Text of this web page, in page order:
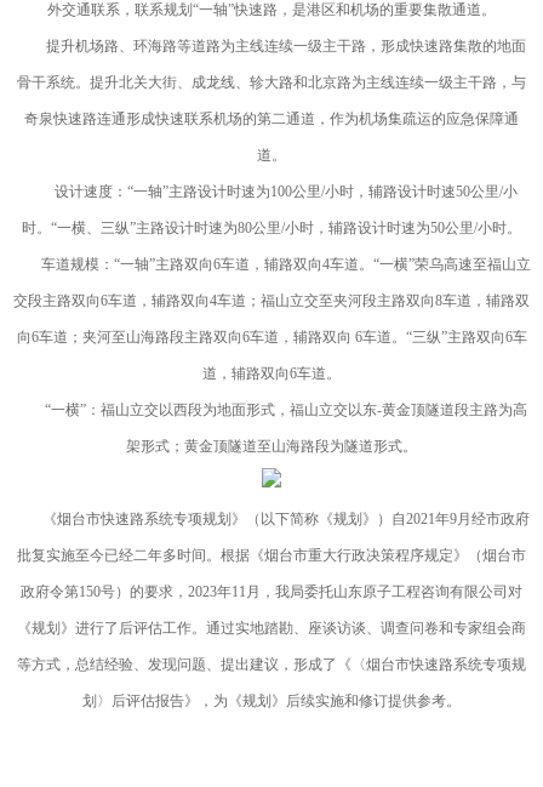
外交通联系，联系规划“一轴”快速路，是港区和机场的重要集散通道。
提升机场路、环海路等道路为主线连续一级主干路，形成快速路集散的地面
骨干系统。提升北关大街、成龙线、轸大路和北京路为主线连续一级主干路，与
奇泉快速路连通形成快速联系机场的第二通道，作为机场集疏运的应急保障通
道。
设计速度：“一轴”主路设计时速为100公里/小时，辅路设计时速50公里/小
时。“一横、三纵”主路设计时速为80公里/小时，辅路设计时速为50公里/小时。
车道规模：“一轴”主路双向6车道，辅路双向4车道。“一横”荣乌高速至福山立
交段主路双向6车道，辅路双向4车道；福山立交至夹河段主路双向8车道，辅路双
向6车道；夹河至山海路段主路双向6车道，辅路双向 6车道。“三纵”主路双向6车
道，辅路双向6车道。
“一横”：福山立交以西段为地面形式，福山立交以东-黄金顶隧道段主路为高
架形式；黄金顶隧道至山海路段为隧道形式。
《烟台市快速路系统专项规划》（以下简称《规划》）自2021年9月经市政府
批复实施至今已经二年多时间。根据《烟台市重大行政决策程序规定》（烟台市
政府令第150号）的要求，2023年11月，我局委托山东原子工程咨询有限公司对
《规划》进行了后评估工作。通过实地踏勘、座谈访谈、调查问卷和专家组会商
等方式，总结经验、发现问题、提出建议，形成了《〈烟台市快速路系统专项规
划〉后评估报告》，为《规划》后续实施和修订提供参考。